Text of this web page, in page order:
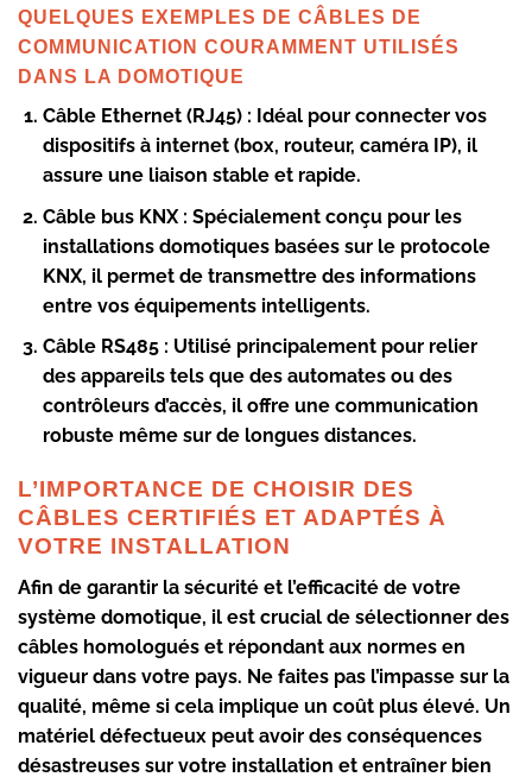
QUELQUES EXEMPLES DE CÂBLES DE
COMMUNICATION COURAMMENT UTILISÉS
DANS LA DOMOTIQUE
Câble Ethernet (RJ45) : Idéal pour connecter vos
dispositifs à internet (box, routeur, caméra IP), il
assure une liaison stable et rapide.
Câble bus KNX : Spécialement conçu pour les
installations domotiques basées sur le protocole
KNX, il permet de transmettre des informations
entre vos équipements intelligents.
Câble RS485 : Utilisé principalement pour relier
des appareils tels que des automates ou des
contrôleurs d’accès, il offre une communication
robuste même sur de longues distances.
L’IMPORTANCE DE CHOISIR DES
CÂBLES CERTIFIÉS ET ADAPTÉS À
VOTRE INSTALLATION
Afin de garantir la sécurité et l’efficacité de votre
système domotique, il est crucial de sélectionner des
câbles homologués et répondant aux normes en
vigueur dans votre pays. Ne faites pas l’impasse sur la
qualité, même si cela implique un coût plus élevé. Un
matériel défectueux peut avoir des conséquences
désastreuses sur votre installation et entraîner bien